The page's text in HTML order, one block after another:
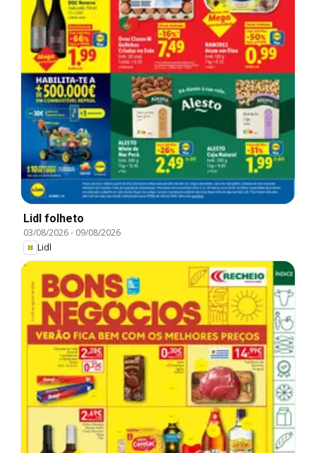
Lidl folheto
03/08/2026- 09/08/2026
Lidl